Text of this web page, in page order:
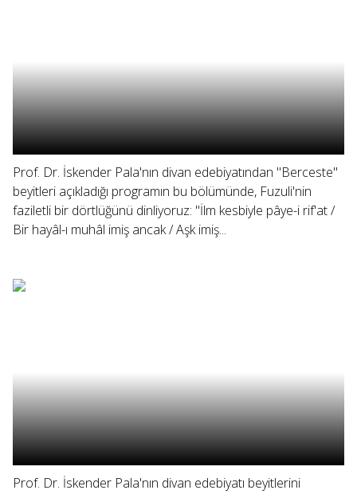
Prof. Dr. İskender Pala'nın divan edebiyatından "Berceste"
beyitleri açıkladığı programın bu bölümünde, Fuzuli'nin
faziletli bir dörtlüğünü dinliyoruz: "İlm kesbiyle pâye-i rif'at /
Bir hayâl-ı muhâl imiş ancak / Aşk imiş...
Prof. Dr. İskender Pala'nın divan edebiyatı beyitlerini